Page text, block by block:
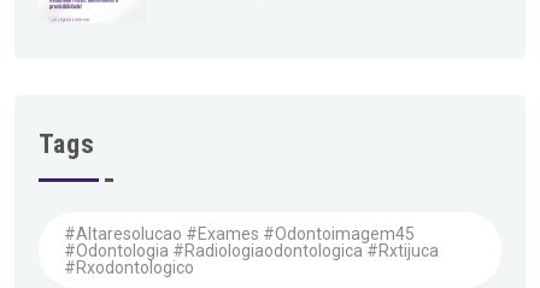
Tags
#altaresolucao #exames #odontoimagem45
#odontologia #radiologiaodontologica #rxtijuca
#rxodontologico